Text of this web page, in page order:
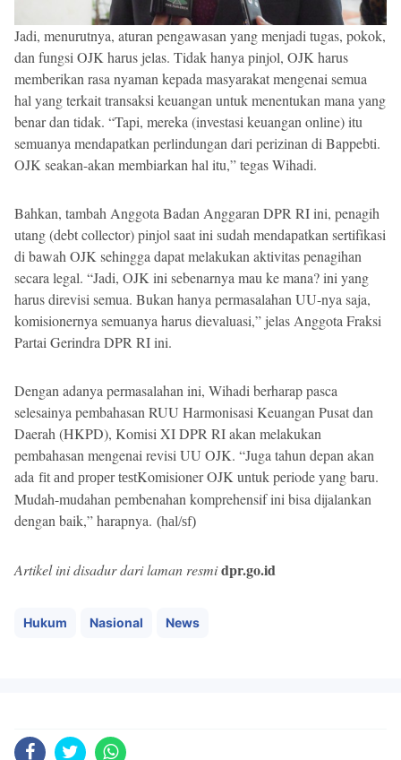
Jadi, menurutnya, aturan pengawasan yang menjadi tugas, pokok,
dan fungsi OJK harus jelas. Tidak hanya pinjol, OJK harus
memberikan rasa nyaman kepada masyarakat mengenai semua
hal yang terkait transaksi keuangan untuk menentukan mana yang
benar dan tidak. “Tapi, mereka (investasi keuangan online) itu
semuanya mendapatkan perlindungan dari perizinan di Bappebti.
OJK seakan-akan membiarkan hal itu,” tegas Wihadi.
Bahkan, tambah Anggota Badan Anggaran DPR RI ini, penagih
utang (debt collector) pinjol saat ini sudah mendapatkan sertifikasi
di bawah OJK sehingga dapat melakukan aktivitas penagihan
secara legal. “Jadi, OJK ini sebenarnya mau ke mana? ini yang
harus direvisi semua. Bukan hanya permasalahan UU-nya saja,
komisionernya semuanya harus dievaluasi,” jelas Anggota Fraksi
Partai Gerindra DPR RI ini.
Dengan adanya permasalahan ini, Wihadi berharap pasca
selesainya pembahasan RUU Harmonisasi Keuangan Pusat dan
Daerah (HKPD), Komisi XI DPR RI akan melakukan
pembahasan mengenai revisi UU OJK. “Juga tahun depan akan
ada fit and proper testKomisioner OJK untuk periode yang baru.
Mudah-mudahan pembenahan komprehensif ini bisa dijalankan
dengan baik,” harapnya. (hal/sf)
Artikel ini disadur dari laman resmidpr.go.id
Hukum Nasional News